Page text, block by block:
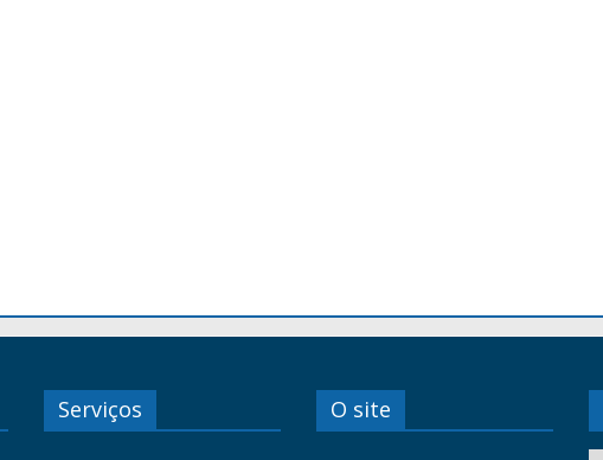
Serviços O site